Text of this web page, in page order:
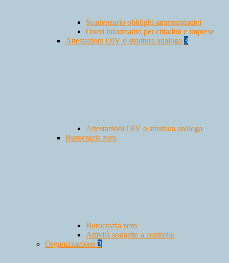
Scadenzario obblighi amministrativi
Oneri informativi per cittadini e imprese
Attestazioni OIV o struttura analoga 3
Attestazioni OIV o struttura analoga
Burocrazia zero
Burocrazia zero
Attività soggette a controllo
Organizzazione 3